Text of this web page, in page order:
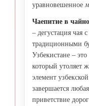
уравновешенное
Чаепитие в
– дегустация чая
традиционными
Узбекистане –
который утоляет
элемент
завершается
приветствие